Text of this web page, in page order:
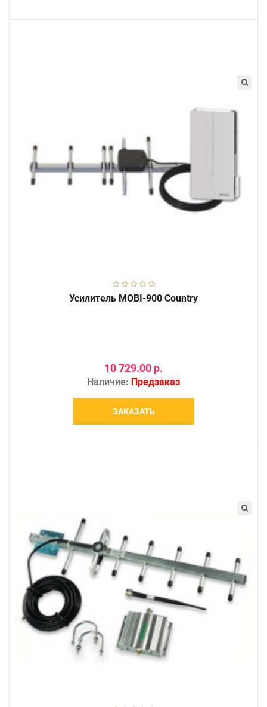
Усилитель MOBI-900 Country
10 729.00 р.
Наличие: Предзаказ
ЗАКАЗАТЬ